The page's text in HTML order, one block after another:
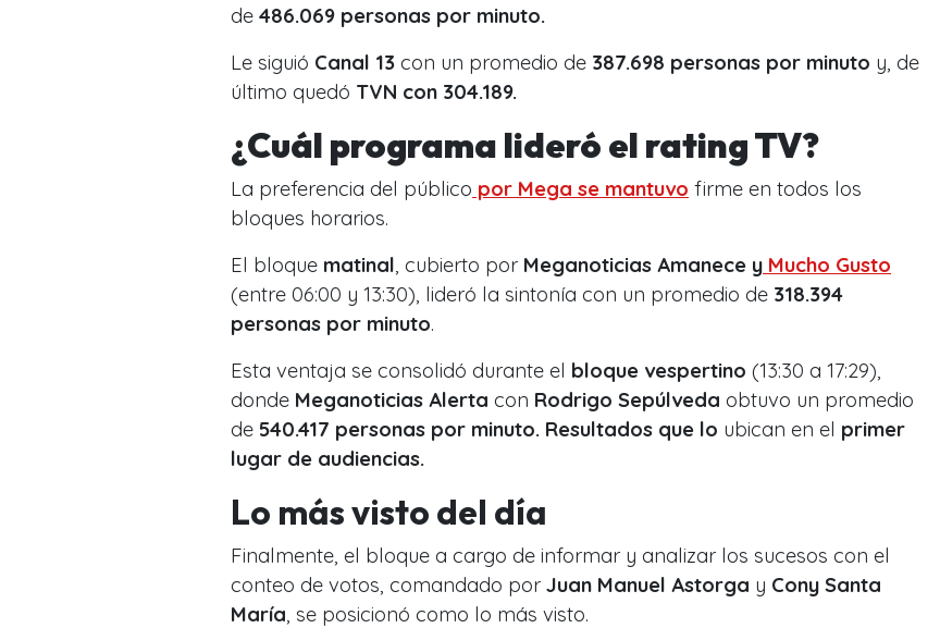
de 486.069 personas por minuto.
Le siguió Canal 13 con un promedio de 387.698 personas por minuto y, de
último quedó TVN con 304.189.
¿Cuál programa lideró el rating TV?
La preferencia del público por Mega se mantuvo firme en todos los
bloques horarios.
El bloque matinal , cubierto por Meganoticias Amanece y Mucho Gusto
(entre 06:00 y 13:30), lideró la sintonía con un promedio de 318.394
personas por minuto.
Esta ventaja se consolidó durante el bloque vespertino (13:30 a 17:29),
donde Meganoticias Alerta con Rodrigo Sepúlveda obtuvo un promedio
de 540.417 personas por minuto. Resultados que lo ubican en el primer
lugar de audiencias.
Lo más visto del día
Finalmente, el bloque a cargo de informar y analizar los sucesos con el
conteo de votos, comandado por Juan Manuel Astorga y Cony Santa
María , se posicionó como lo más visto.